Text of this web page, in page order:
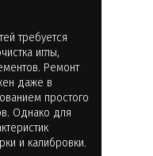
требуется
иглы,
Ремонт
даже в
простого
Однако для
и калибровки.